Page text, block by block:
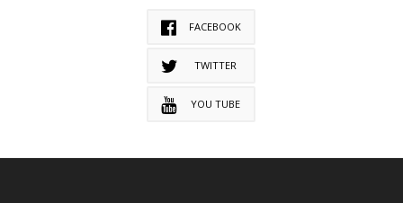
FACEBOOK
TWITTER
YOU TUBE